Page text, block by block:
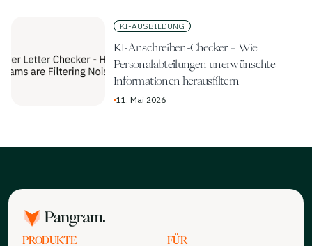
KI-AUSBILDUNG
KI-Anschreiben-Checker – Wie
Personalabteilungen unerwünschte
Informationen herausfiltern
▪11. Mai 2026
PRODUKTE
FÜR